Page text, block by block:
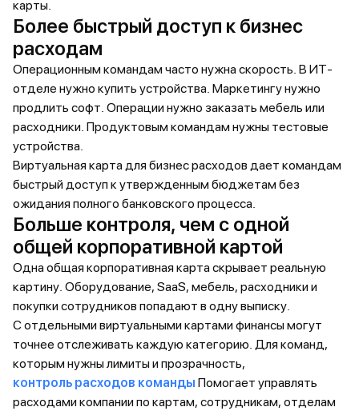
карты.
Более быстрый доступ к бизнес
расходам
Операционным командам часто нужна скорость. В ИТ-
отделе нужно купить устройства. Маркетингу нужно
продлить софт. Операции нужно заказать мебель или
расходники. Продуктовым командам нужны тестовые
устройства.
Виртуальная карта для бизнес расходов дает командам
быстрый доступ к утвержденным бюджетам без
ожидания полного банковского процесса.
Больше контроля, чем с одной
общей корпоративной картой
Одна общая корпоративная карта скрывает реальную
картину. Оборудование, SaaS, мебель, расходники и
покупки сотрудников попадают в одну выписку.
С отдельными виртуальными картами финансы могут
точнее отслеживать каждую категорию. Для команд,
которым нужны лимиты и прозрачность,
контроль расходов команды Помогает управлять
расходами компании по картам, сотрудникам, отделам